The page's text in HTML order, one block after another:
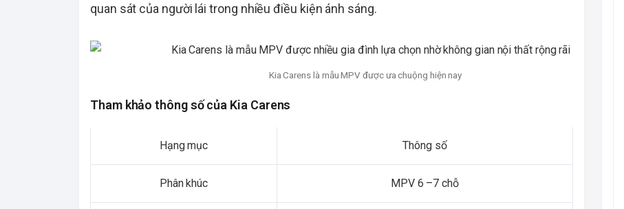
quan sát của người lái trong nhiều điều kiện ánh sáng.
Kia Carens là mẫu MPV được ưa chuộng hiện nay
Tham khảo thông số của Kia Carens
Hạng mục Thông số
Phân khúc MPV 6 –7 chỗ